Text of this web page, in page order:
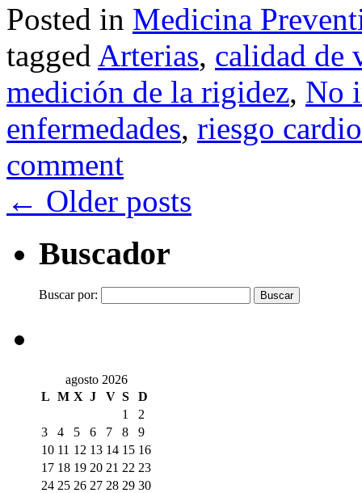
Posted in Medicina
tagged Arterias, calidad de
medición de la rigidez, No
enfermedades, riesgo
comment
← Older posts
Buscador
Buscar por:
agosto 2026
L M X J V S D
1
2
3
4 5 6 7 8
9
10 11 12 13 14 15 16
17 18 19 20 21 22 23
24 25 26 27 28 29 30